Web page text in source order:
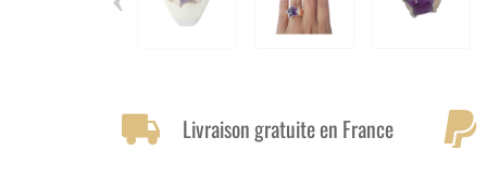
Livraison gratuite en France